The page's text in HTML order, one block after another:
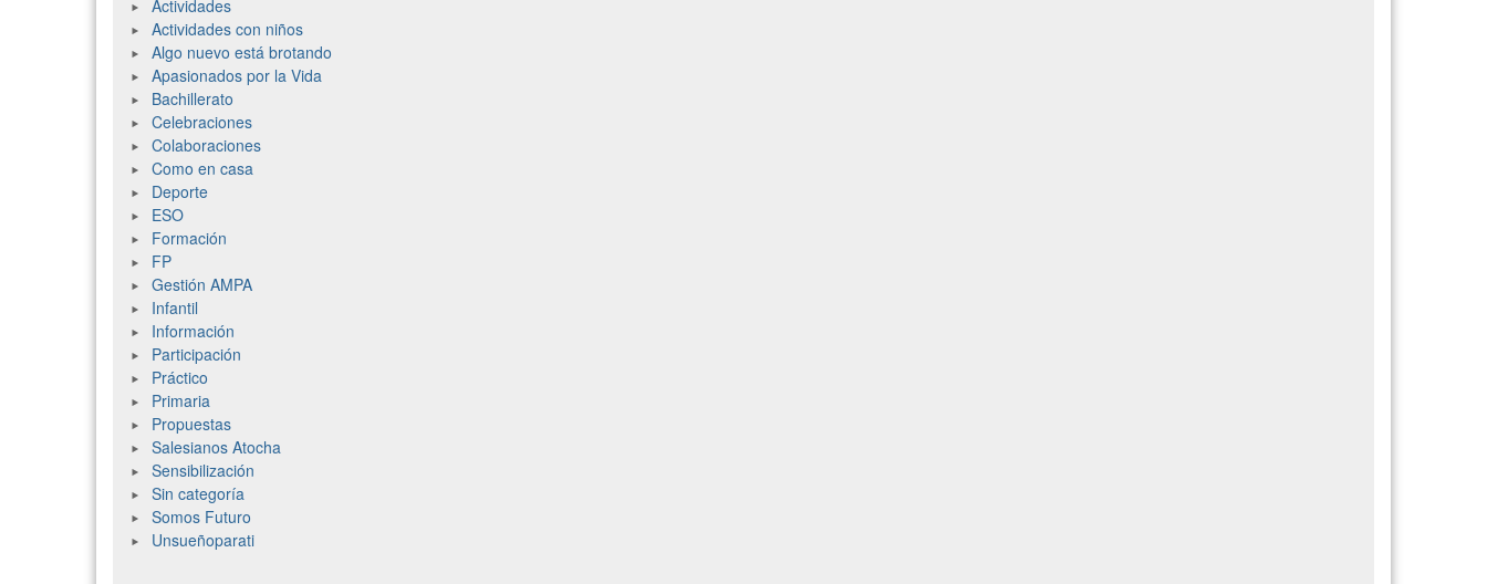
Actividades
Actividades con niños
Algo nuevo está brotando
Apasionados por la Vida
Bachillerato
Celebraciones
Colaboraciones
Como en casa
Deporte
ESO
Formación
FP
Gestión AMPA
Infantil
Información
Participación
Práctico
Primaria
Propuestas
Salesianos Atocha
Sensibilización
Sin categoría
Somos Futuro
Unsueñoparati